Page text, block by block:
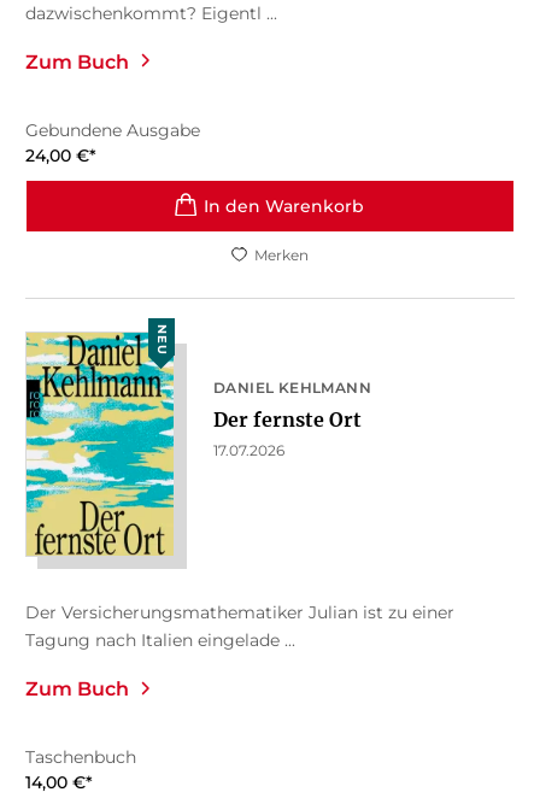
dazwischenkommt? Eigentl ...
Zum Buch
Gebundene Ausgabe
24,00 €*
In den Warenkorb
Merken
NEU
DANIEL KEHLMANN
Der fernste Ort
17.07.2026
Der Versicherungsmathematiker Julian ist zu einer
Tagung nach Italien eingelade ...
Zum Buch
Taschenbuch
14,00 €*